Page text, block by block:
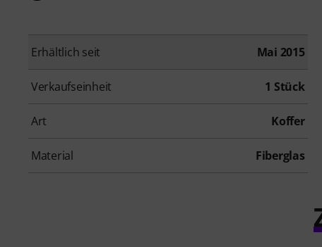
Erhältlich seit Mai 2015
Verkaufseinheit 1 Stück
Art Koffer
Material Fiberglas